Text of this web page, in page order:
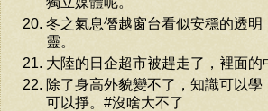
冬之氣息僭越窗台看似安穩的透明
靈。
大陸的日企超市被趕走了，裡面的
除了身高外貌變不了，知識可以學
可以掙。#沒啥大不了